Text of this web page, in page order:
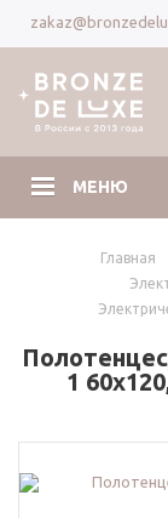
МЕНЮ
Главная
1